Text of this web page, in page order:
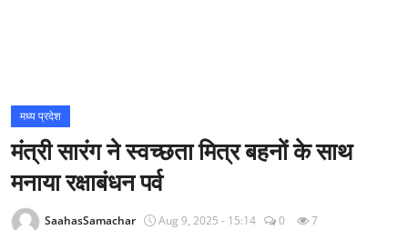
राज्य
अंतराष्ट्रीय
मध्य प्रदेश
मंत्री सारंग ने स्वच्छता मित्र बहनों के साथ
मनाया रक्षाबंधन पर्व
SaahasSamachar Aug 9, 2025 - 15:14 0 7